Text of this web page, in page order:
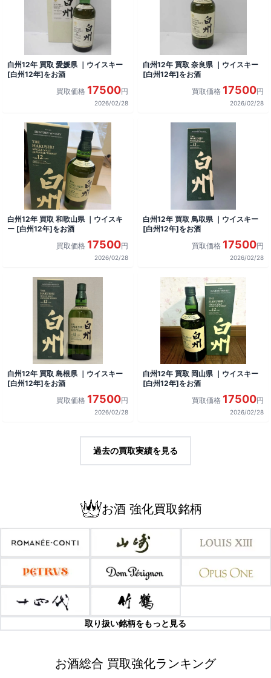
白州12年 買取 愛媛県 ｜ウイスキー
[白州12年]をお酒
買取価格 17500円
2026/02/28
白州12年 買取 奈良県 ｜ウイスキー
[白州12年]をお酒
買取価格 17500円
2026/02/28
白州12年 買取 和歌山県 ｜ウイスキ
ー [白州12年]をお酒
買取価格 17500円
2026/02/28
白州12年 買取 鳥取県 ｜ウイスキー
[白州12年]をお酒
買取価格 17500円
2026/02/28
白州12年 買取 島根県 ｜ウイスキー
[白州12年]をお酒
買取価格 17500円
2026/02/28
白州12年 買取 岡山県 ｜ウイスキー
[白州12年]をお酒
買取価格 17500円
2026/02/28
過去の買取実績を見る
お酒 強化買取銘柄
取り扱い銘柄をもっと見る
お酒総合 買取強化ランキング